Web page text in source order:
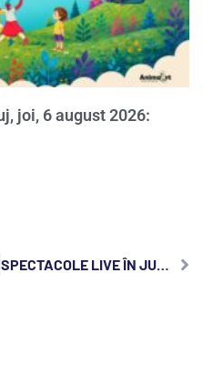
joi, 6 august 2026:
SPECTACOLE LIVE ÎN JUDEȚUL CLUJ, MIERCURI, 16 SEPTEMBRIE 2020: